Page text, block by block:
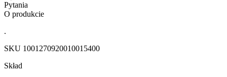
Pytania
O produkcie
.
SKU 1001270920010015400
Skład